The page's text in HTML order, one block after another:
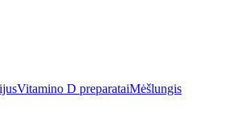
Vitamino D preparataiMėšlungis